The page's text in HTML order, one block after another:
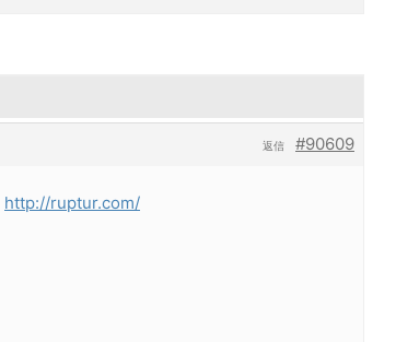
#90609
返信
http://ruptur.com/